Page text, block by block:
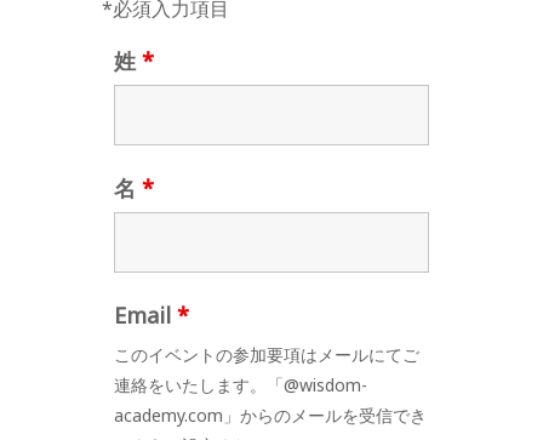
*必須入力項目
姓 *
名 *
Email *
このイベントの参加要項はメールにてご
連絡をいたします。「@wisdom-
academy.com」からのメールを受信でき